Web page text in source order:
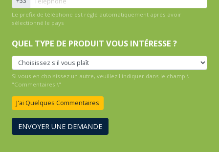
Le prefix de téléphone est réglé automatiquement après avoir
sélectionné le pays
QUEL TYPE DE PRODUIT VOUS INTÉRESSE ?
Si vous en choisissez un autre, veuillez l'indiquer dans le champ \
"Commentaires \"
J'ai Quelques Commentaires
ENVOYER UNE DEMANDE